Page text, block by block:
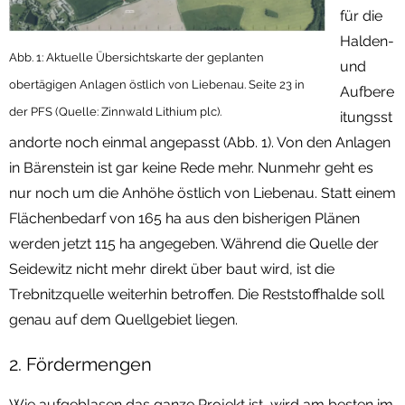
Abb. 1: Aktuelle Übersichtskarte der geplanten
obertägigen Anlagen östlich von Liebenau. Seite 23 in
der PFS (Quelle: Zinnwald Lithium plc).
für die
Halden-
und
Aufbere
itungsst
andorte noch einmal angepasst (Abb. 1). Von den Anlagen
in Bärenstein ist gar keine Rede mehr. Nunmehr geht es
nur noch um die Anhöhe östlich von Liebenau. Statt einem
Flächenbedarf von 165 ha aus den bisherigen Plänen
werden jetzt 115 ha angegeben. Während die Quelle der
Seidewitz nicht mehr direkt über baut wird, ist die
Trebnitzquelle weiterhin betroffen. Die Reststoffhalde soll
genau auf dem Quellgebiet liegen.
2. Fördermengen